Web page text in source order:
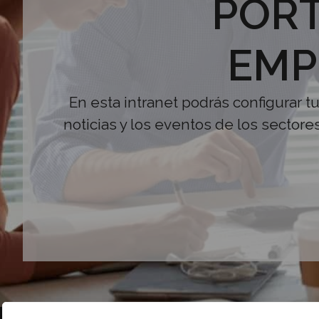
En esta intranet podrás configurar
noticias y los eventos de los